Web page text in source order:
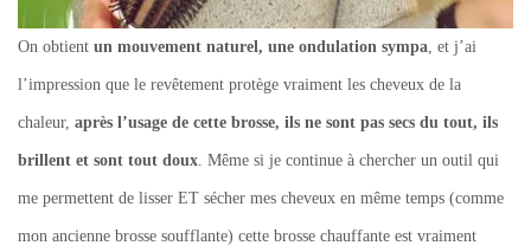
On obtient un mouvement naturel, une ondulation sympa, et j’ai
l’impression que le revêtement protège vraiment les cheveux de la
chaleur, après l’usage de cette brosse, ils ne sont pas secs du tout, ils
brillent et sont tout doux. Même si je continue à chercher un outil qui
me permettent de lisser ET sécher mes cheveux en même temps (comme
mon ancienne brosse soufflante) cette brosse chauffante est vraiment